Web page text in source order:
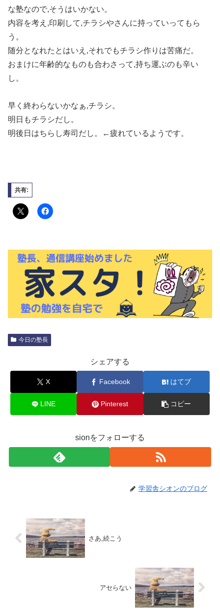
な塾なので,そうはいかない。
内容を考え,印刷して,チラシやさんに持っていってもら
う。
随分となれたとはいえ,それでもチラシ作りは苦痛だ。
おまけに年齢的なものも合わさって,持ち運ぶのも辛い
し。
早く終わらないかなぁ,チラシ。
明日もチラシだし。
明後日はちらし寿司だし。←疲れているようです。
共有:
今日の塾長
シェアする
X Facebook はてブ
LINE Pinterest コピー
sionをフォローする
学習舎シオンのブログ
さあ,続こう
アセらない